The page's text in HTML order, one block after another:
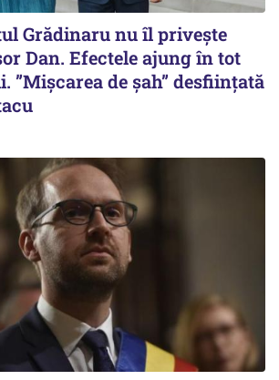
Grădinaru nu îl privește
Dan. Efectele ajung în tot
de șah” desființată